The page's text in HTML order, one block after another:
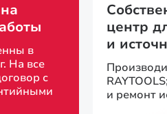
в
На все
с
центр
и
и ремонт